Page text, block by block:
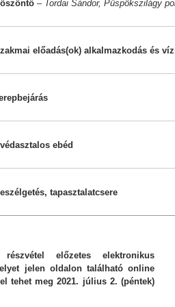
– Tordai Sándor, Püspökszilágy
előadás(ok) alkalmazkodás és
ebéd
tapasztalatcsere
előzetes elektronikus
jelen oldalon található online
tehet meg 2021. július 2. (péntek)